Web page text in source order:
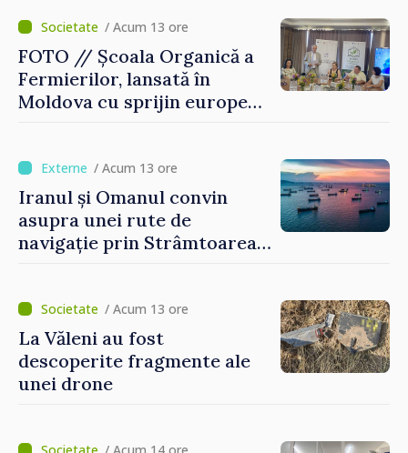
/ Acum 13 ore
FOTO // Școala Organică a
Fermierilor, lansată în
Moldova cu sprijin european
/ Acum 13 ore
Iranul și Omanul convin
asupra unei rute de
navigație prin Strâmtoarea
/ Acum 13 ore
La Văleni au fost
descoperite fragmente ale
unei drone